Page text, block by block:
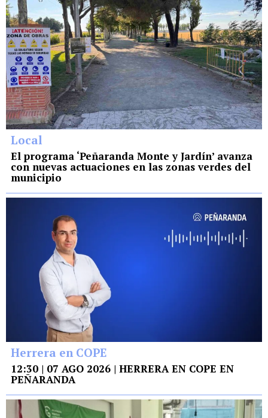
Local
El programa ‘Peñaranda Monte y Jardín’ avanza
con nuevas actuaciones en las zonas verdes del
municipio
Herrera en COPE
12:30 | 07 AGO 2026 | HERRERA EN COPE EN
PEÑARANDA